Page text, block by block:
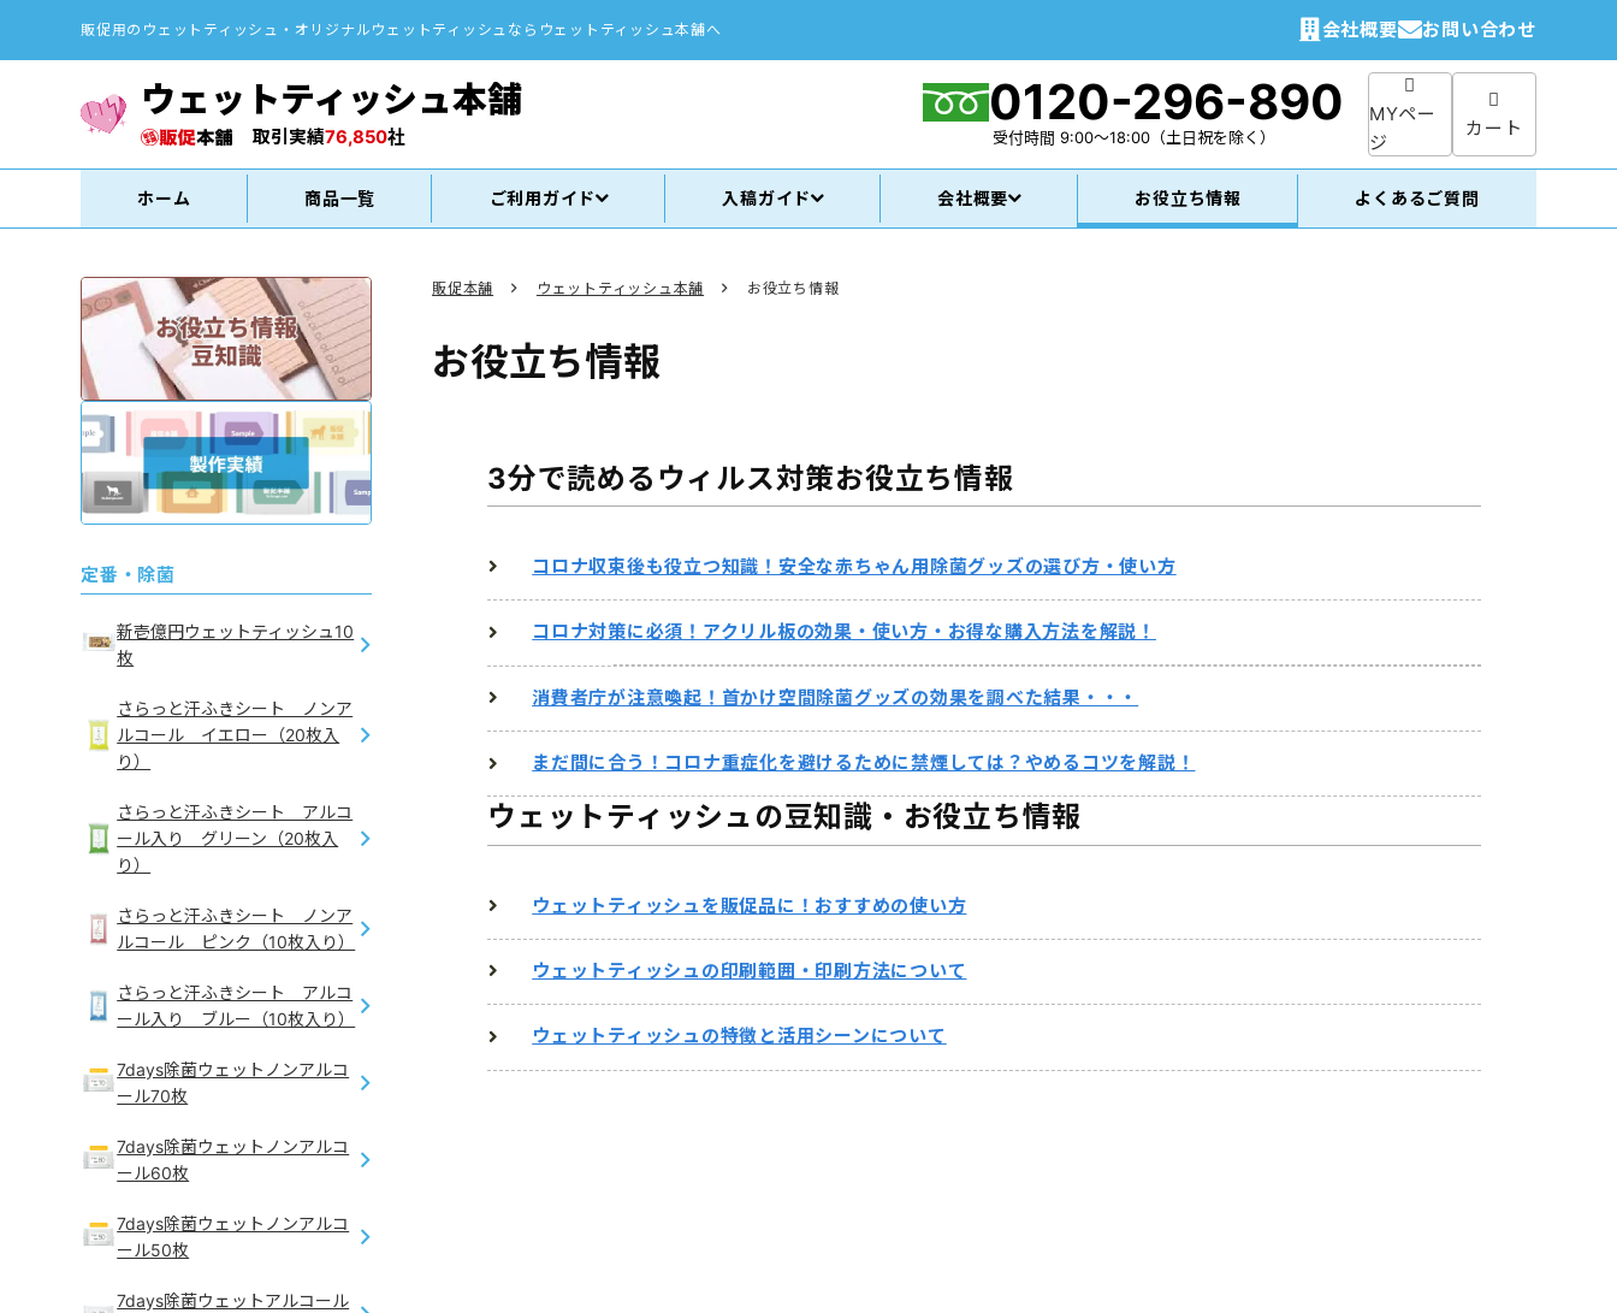
販促用のウェットティッシュ・オリジナルウェットティッシュならウェットティッシュ本舗へ 会社概要 お問い合わせ
ウェットティッシュ本舗
取引実績76,850社
MYペー
ジ
カート
0120-296-890
受付時間 9:00～18:00（土日祝を除く）
ホーム 商品一覧 ご利用ガイド 入稿ガイド 会社概要 お役立ち情報 よくあるご質問
販促本舗 ウェットティッシュ本舗 お役立ち情報
お役立ち情報
3分で読めるウィルス対策お役立ち情報
コロナ収束後も役立つ知識！安全な赤ちゃん用除菌グッズの選び方・使い方
コロナ対策に必須！アクリル板の効果・使い方・お得な購入方法を解説！
消費者庁が注意喚起！首かけ空間除菌グッズの効果を調べた結果・・・
まだ間に合う！コロナ重症化を避けるために禁煙しては？やめるコツを解説！
ウェットティッシュの豆知識・お役立ち情報
ウェットティッシュを販促品に！おすすめの使い方
ウェットティッシュの印刷範囲・印刷方法について
ウェットティッシュの特徴と活用シーンについて
定番・除菌
新壱億円ウェットティッシュ10
枚
さらっと汗ふきシート ノンア
ルコール イエロー（20枚入
り）
さらっと汗ふきシート アルコ
ール入り グリーン（20枚入
り）
さらっと汗ふきシート ノンア
ルコール ピンク（10枚入り）
さらっと汗ふきシート アルコ
ール入り ブルー（10枚入り）
7days除菌ウェットノンアルコ
ール70枚
7days除菌ウェットノンアルコ
ール60枚
7days除菌ウェットノンアルコ
ール50枚
7days除菌ウェットアルコール